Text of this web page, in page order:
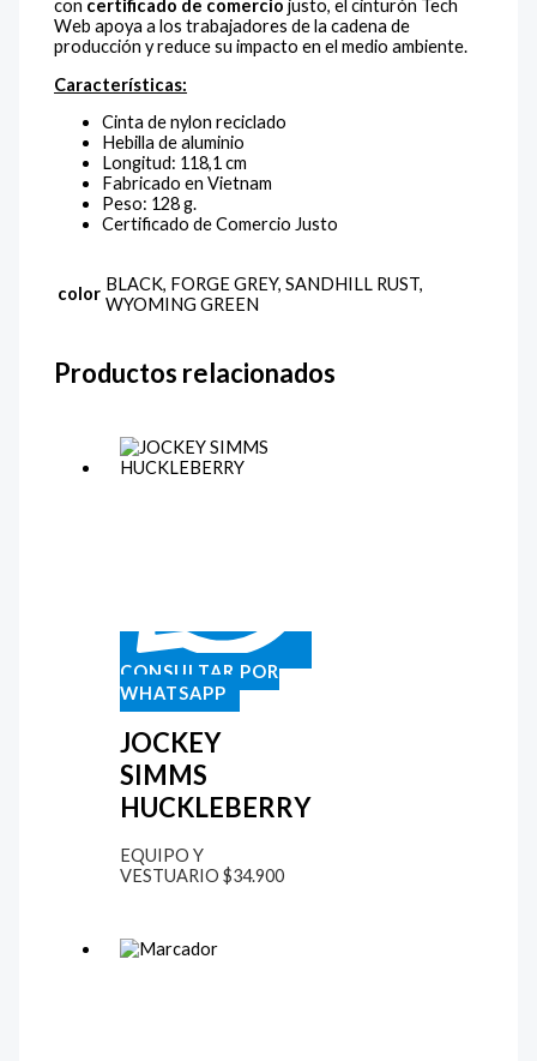
con certificado de comercio justo, el cinturón Tech
Web apoya a los trabajadores de la cadena de
producción y reduce su impacto en el medio ambiente.
Características:
Cinta de nylon reciclado
Hebilla de aluminio
Longitud: 118,1 cm
Fabricado en Vietnam
Peso: 128 g.
Certificado de Comercio Justo
color BLACK, FORGE GREY, SANDHILL RUST,
WYOMING GREEN
Productos relacionados
CONSULTAR POR
WHATSAPP
JOCKEY
SIMMS
HUCKLEBERRY
EQUIPO Y
VESTUARIO $34.900